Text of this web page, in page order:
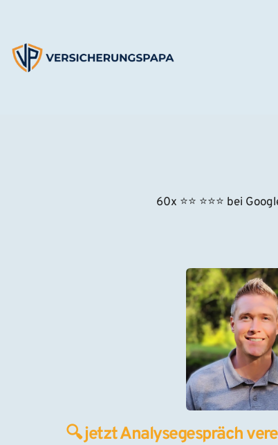
60x ⭐⭐ ⭐⭐⭐ bei
🔍 jetzt Analysegespräch